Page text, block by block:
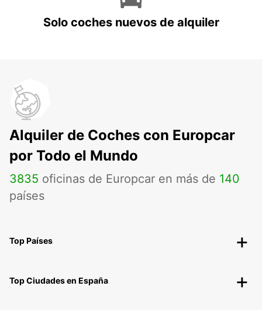
Solo coches nuevos de alquiler
Alquiler de Coches con Europcar
por Todo el Mundo
3835 oficinas de Europcar en más de 140
países
Top Países
Top Ciudades en España